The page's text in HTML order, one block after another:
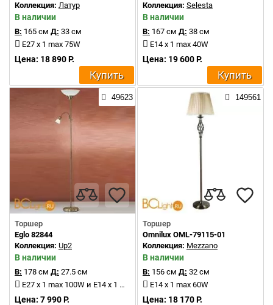
Коллекция: Латур
В наличии
В: 165 см Д: 33 см
E27 x 1 max 75W
Цена: 18 890 Р.
Купить
Коллекция: Selesta
В наличии
В: 167 см Д: 38 см
E14 x 1 max 40W
Цена: 19 600 Р.
Купить
49623
Торшер
Eglo 82844
Коллекция: Up2
В наличии
В: 178 см Д: 27.5 см
E27 x 1 max 100W и E14 x 1 max 40W
Цена: 7 990 Р.
149561
Торшер
Omnilux OML-79115-01
Коллекция: Mezzano
В наличии
В: 156 см Д: 32 см
E14 x 1 max 60W
Цена: 18 170 Р.